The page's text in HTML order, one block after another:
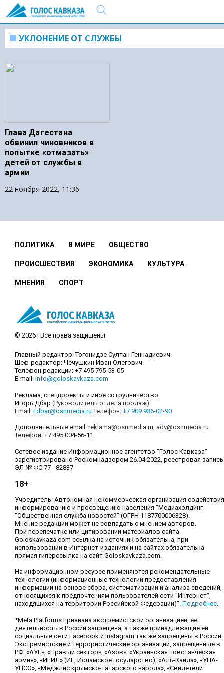
УКЛОНЕНИЕ ОТ СЛУЖБЫ
Глава Дагестана
обвинил чиновников в
попытке «отмазать»
детей от службы в
армии
22 ноября 2022, 11:36
ПОЛИТИКА В МИРЕ ОБЩЕСТВО
ПРОИСШЕСТВИЯ ЭКОНОМИКА КУЛЬТУРА
МНЕНИЯ СПОРТ
© 2026 | Все права защищены
Главный редактор: Тогонидзе Султан Геннадиевич.
Шеф-редактор: Чечушкин Иван Олегович.
Телефон редакции: +7 495 795-53-05
E-mail: info@goloskavkaza.com
Реклама, спецпроекты и иное сотрудничество:
Игорь Дбар (Руководитель отдела продаж)
Email: i.dbar@osnmedia.ru Телефон: +7 909 936-02-90
Дополнительные email: reklama@osnmedia.ru, adv@osnmedia.ru
Телефон: +7 495 004-56-11
Сетевое издание Информационное агентство "Голос Кавказа"
зарегистрировано Роскомнадзором 26.04.2022, реестровая запись
ЭЛ № ФС 77 - 82837
18+
Учредитель: Автономная некоммерческая организация содействия
информированию и просвещению населения "Медиахолдинг
"Общественная служба новостей" (ОГРН 1187700006328).
Мнение редакции может не совпадать с мнением авторов.
При перепечатке или цитировании материалов сайта
Goloskavkaza.com ссылка на источник обязательна, при
использовании в Интернет-изданиях и на сайтах обязательна
прямая гиперссылка на сайт Goloskavkaza.com.
На информационном ресурсе применяются рекомендательные
технологии (информационные технологии предоставления
информации на основе сбора, систематизации и анализа сведений,
относящихся к предпочтениям пользователей сети "Интернет",
находящихся на территории Российской Федерации)". Подробнее.
*Meta Platforms признана экстремистской организацией, её
деятельность в России запрещена, а также принадлежащие ей
социальные сети Facebook и Instagram так же запрещены в России.
Экстремистские и террористические организации, запрещенные в
РФ: «АУЕ», «Правый сектор», «Азов», «Украинская повстанческая
армия», «ИГИЛ» (ИГ, Исламское государство), «Аль-Каида», «УНА-
УНСО», «Меджлис крымско-татарского народа», «Свидетели